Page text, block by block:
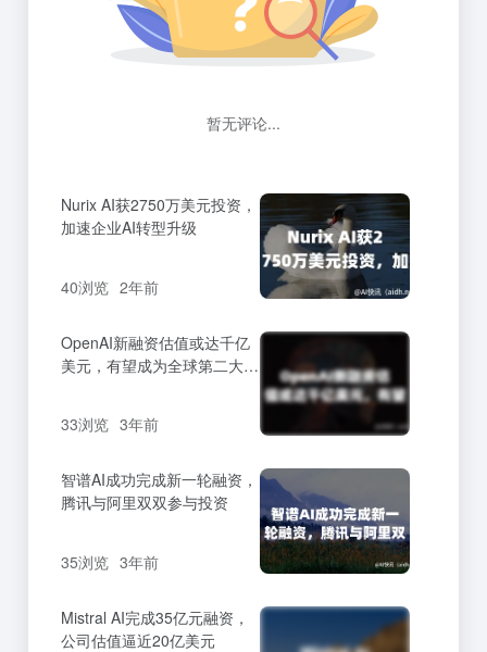
暂无评论...
Nurix AI获2750万美元投资，
加速企业AI转型升级
40浏览 2年前
OpenAI新融资估值或达千亿
美元，有望成为全球第二大独
33浏览 3年前
智谱AI成功完成新一轮融资，
腾讯与阿里双双参与投资
35浏览 3年前
Mistral AI完成35亿元融资，
公司估值逼近20亿美元